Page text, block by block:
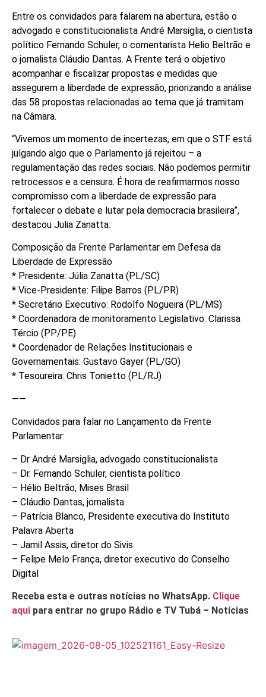
Entre os convidados para falarem na abertura, estão o
advogado e constitucionalista André Marsiglia, o cientista
político Fernando Schuler, o comentarista Helio Beltrão e
o jornalista Cláudio Dantas. A Frente terá o objetivo
acompanhar e fiscalizar propostas e medidas que
assegurem a liberdade de expressão, priorizando a análise
das 58 propostas relacionadas ao tema que já tramitam
na Câmara.
“Vivemos um momento de incertezas, em que o STF está
julgando algo que o Parlamento já rejeitou – a
regulamentação das redes sociais. Não podemos permitir
retrocessos e a censura. É hora de reafirmarmos nosso
compromisso com a liberdade de expressão para
fortalecer o debate e lutar pela democracia brasileira”,
destacou Julia Zanatta.
Composição da Frente Parlamentar em Defesa da
Liberdade de Expressão
* Presidente: Júlia Zanatta (PL/SC)
* Vice-Presidente: Filipe Barros (PL/PR)
* Secretário Executivo: Rodolfo Nogueira (PL/MS)
* Coordenadora de monitoramento Legislativo: Clarissa
Tércio (PP/PE)
* Coordenador de Relações Institucionais e
Governamentais: Gustavo Gayer (PL/GO)
* Tesoureira: Chris Tonietto (PL/RJ)
——
Convidados para falar no Lançamento da Frente
Parlamentar:
– Dr André Marsiglia, advogado constitucionalista
– Dr. Fernando Schuler, cientista político
– Hélio Beltrão, Mises Brasil
– Cláudio Dantas, jornalista
– Patrícia Blanco, Presidente executiva do Instituto
Palavra Aberta
– Jamil Assis, diretor do Sivis
– Felipe Melo França, diretor executivo do Conselho
Digital
Receba esta e outras notícias no WhatsApp. Clique
aqui para entrar no grupo Rádio e TV Tubá – Notícias